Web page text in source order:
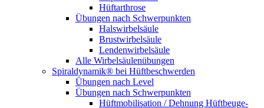
Hüftarthrose
Übungen nach Schwerpunkten
Halswirbelsäule
Brustwirbelsäule
Lendenwirbelsäule
Alle Wirbelsäulenübungen
Spiraldynamik® bei Hüftbeschwerden
Übungen nach Level
Übungen nach Schwerpunkten
Hüftmobilisation / Dehnung Hüftbeuge-